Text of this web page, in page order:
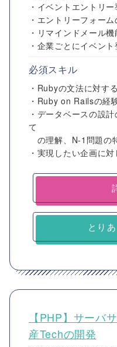
・イベントエントリ
・エントリーフォー
・リマインドメール
・企業ごとにイベン
必須スキル
・Rubyの文法に対す
・Ruby on Railsの経
・データベースの設
て
の理解、N-1問題の
・実現したい企画に
とり
【PHP】サーバ
産Techの開発